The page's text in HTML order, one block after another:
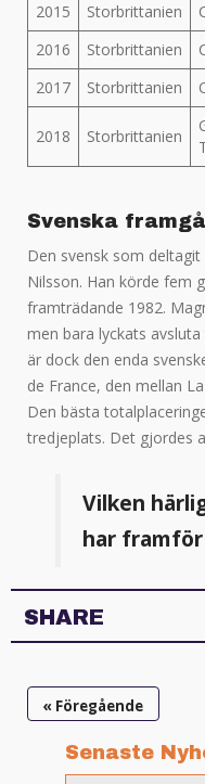
2015 Storbrittanien
2016
Storbrittanien
2017
Storbrittanien
2018 Storbrittanien
Svenska
Den svensk som
Nilsson. Han körde fem
framträdande 1982.
men bara lyckats
är dock den enda
de France, den mellan
Den bästa
tredjeplats. Det gjordes
Vilken
har framför
SHARE
« Föregående
Senaste